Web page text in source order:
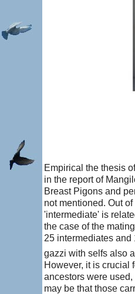
Empirical the thesis
in the report of
Breast Pigons and
not mentioned. Out
'intermediate' is
the case of the
25 intermediates and
gazzi with selfs also
However, it is crucial
ancestors were
may be that those